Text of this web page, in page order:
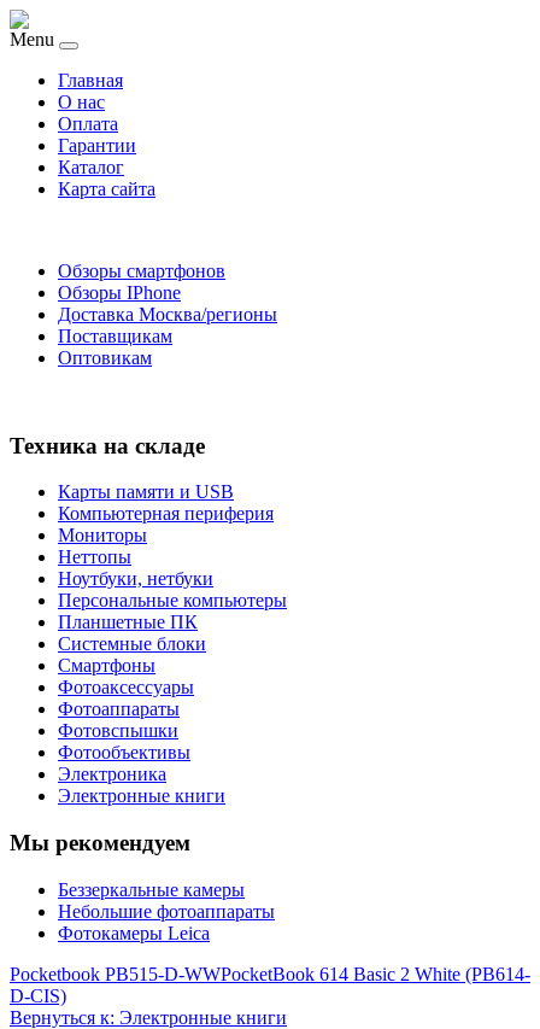
Menu
Главная
O нас
Оплата
Гарантии
Каталог
Карта сайта
Обзоры смартфонов
Обзоры IPhone
Доставка Москва/регионы
Поставщикам
Оптовикам
Техника на складе
Карты памяти и USB
Компьютерная периферия
Мониторы
Неттопы
Ноутбуки, нетбуки
Персональные компьютеры
Планшетные ПК
Системные блоки
Смартфоны
Фотоаксессуары
Фотоаппараты
Фотовспышки
Фотообъективы
Электроника
Электронные книги
Мы рекомендуем
Беззеркальные камеры
Небольшие фотоаппараты
Фотокамеры Leica
Pocketbook PB515-D-WWPocketBook 614 Basic 2 White (PB614-
D-CIS)
Вернуться к: Электронные книги